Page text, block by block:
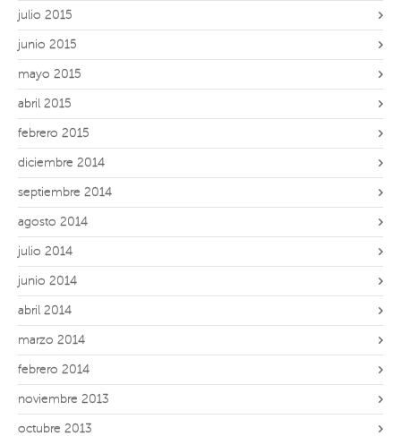
julio 2015
junio 2015
mayo 2015
abril 2015
febrero 2015
diciembre 2014
septiembre 2014
agosto 2014
julio 2014
junio 2014
abril 2014
marzo 2014
febrero 2014
noviembre 2013
octubre 2013